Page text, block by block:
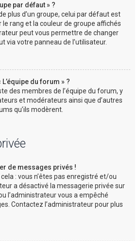
par défaut » ?
plus d’un groupe, celui par défaut est
rang et la couleur de groupe affichés
peut vous permettre de changer
via votre panneau de l’utilisateur.
L’équipe du forum » ?
des membres de l’équipe du forum, y
et modérateurs ainsi que d’autres
qu’ils modèrent.
de messages privés !
: vous n’êtes pas enregistré et/ou
a désactivé la messagerie privée sur
l’administrateur vous a empêché
Contactez l’administrateur pour plus